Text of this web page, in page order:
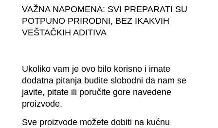
VAŽNA NAPOMENA: SVI PREPARATI SU
POTPUNO PRIRODNI, BEZ IKAKVIH
VEŠTAČKIH ADITIVA
Ukoliko vam je ovo bilo korisno i imate
dodatna pitanja budite slobodni da nam se
javite, pitate ili poručite gore navedene
proizvode.
Sve proizvode možete dobiti na kućnu